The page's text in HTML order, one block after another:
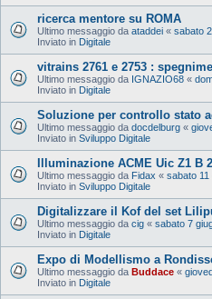
ricerca mentore su ROMA
Ultimo messaggio da ataddei « sabato
Inviato in Digitale
vitrains 2761 e 2753 :
Ultimo messaggio da IGNAZIO68 «
Inviato in Digitale
Soluzione per controllo stato
Ultimo messaggio da docdelburg «
Inviato in Sviluppo Digitale
Illuminazione ACME Uic Z1 B
Ultimo messaggio da Fidax « sabato 11
Inviato in Sviluppo Digitale
Digitalizzare il Kof del set
Ultimo messaggio da cig « sabato 7
Inviato in Digitale
Expo di Modellismo a
Ultimo messaggio da Buddace «
Inviato in Digitale